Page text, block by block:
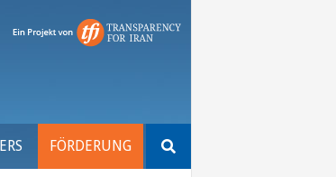
FÖRDERUNG
nach: